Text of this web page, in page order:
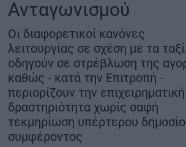
ΕΝΕΡΓΕΙΑ
ΜΕΤΑΦΟΡΕΣ -
ΨΗΦΙΑΚΟΣ ΚΟΣΜΟΣ
ΟΙΚΟΝΟΜΙΑ -
Ανταγωνισμού
Οι διαφορετικοί κανόνες
λειτουργίας σε σχέση με τα ταξί
οδηγούν σε στρέβλωση της
καθώς - κατά την Επιτροπή -
περιορίζουν την επιχειρηματική
δραστηριότητα χωρίς σαφή
τεκμηρίωση υπέρτερου
συμφέροντος